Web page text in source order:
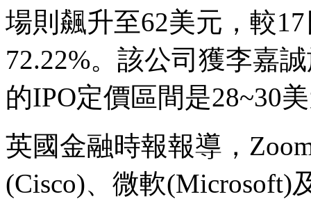
場則飆升至62美元，較
72.22%。該公司獲李嘉
的IPO定價區間是28~30
英國金融時報報導，
(Cisco)、微軟(Microsoft)